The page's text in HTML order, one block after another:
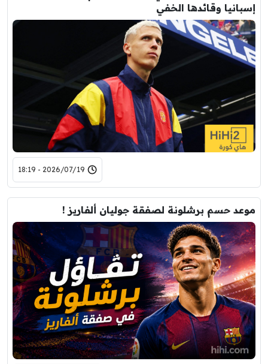
إسبانيا وقائدها الخفي
2026/07/19 - 18:19
موعد حسم برشلونة لصفقة جوليان ألفاريز !